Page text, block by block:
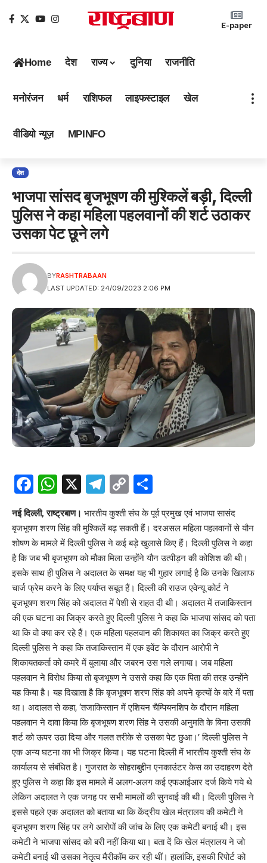
E-paper
Home देश राज्य दुनिया राजनीति
मनोरंजन धर्म राशिफल लाइफस्टाइल खेल
वीडियो न्यूज़ MPINFO
देश
भाजपा सांसद बृजभूषण की मुश्किलें बड़ी, दिल्ली
पुलिस ने कहा महिला पहलवानों की शर्ट उठाकर
उसका पेट छूने लगे
LAST UPDATED: 24/09/2023 2:06 PM
BYRASHTRABAAN
Facebook
WhatsApp
X Telegram
Copy
Link
नई दिल्ली, राष्ट्रबाण। भारतीय कुश्ती संघ के पूर्व प्रमुख एवं भाजपा सासंद
बृजभूषण शरण सिंह की मुश्किलें बढ़ सकती हैं। दरअसल महिला पहलवानों से यौन
शोषण के मामले में दिल्ली पुलिस ने कई बड़े खुलासे किए हैं। दिल्ली पुलिस ने कहा
है कि जब भी बृजभूषण को मौका मिला उन्होंने यौन उत्पीड़न की कोशिश की थी।
इसके साथ ही पुलिस ने अदालत के समक्ष यह भी गुहार लगाई है कि उनके खिलाफ
चार्ज फ्रेम करने के लिए पर्याप्त सबूत हैं। दिल्ली की राउज एवेन्यू कोर्ट ने
बृजभूषण शरण सिंह को अदालत में पेशी से राहत दी थी। अदालत में तजाकिस्तान
की एक घटना का जिक्र करते हुए दिल्ली पुलिस ने कहा कि भाजपा सांसद को पता
था कि वो क्या कर रहे हैं। एक महिला पहलवान की शिकायत का जिक्र करते हुए
दिल्ली पुलिस ने कहा कि तजाकिस्तान में एक इवेंट के दौरान आरोपी ने
शिकायतकर्ता को कमरे में बुलाया और जबरन उस गले लगाया। जब महिला
पहलवान ने विरोध किया तो बृजभूषण ने उससे कहा कि एक पिता की तरह उन्होंने
यह किया है। यह दिखाता है कि बृजभूषण शरण सिंह को अपने कृत्यों के बारे में पता
था। अदालत से कहा, ‘तजाकिस्तान में एशियन चैम्पियनशिप के दौरान महिला
पहलवान ने दावा किया कि बृजभूषण शरण सिंह ने उसकी अनुमति के बिना उसकी
शर्ट को ऊपर उठा दिया और गलत तरीके से उसका पेट छुआ।’ दिल्ली पुलिस ने
एक अन्य घटना का भी जिक्र किया। यह घटना दिल्ली में भारतीय कुश्ती संघ के
कार्यालय से संबंधित है। गुजरात के सोहराबुद्दीन एनकाउंटर केस का उदाहरण देते
हुए पुलिस ने कहा कि इस मामले में अलग-अलग कई एफआईआर दर्ज किये गये थे
लेकिन अदालत ने एक जगह पर सभी मामलों की सुनवाई की थी। दिल्ली पुलिस ने
इससे पहले एक अदालत को बताया था कि केंद्रीय खेल मंत्रालय की कमेटी ने
बृजभूषण शरण सिंह पर लगे आरोपों की जांच के लिए एक कमेटी बनाई थी। इस
कमेटी ने भाजपा सांसद को बरी नहीं किया था। बता दें कि खेल मंत्रालय ने जो
कमेटी बनाई थी उसका नेतृत्व मैरीकॉम कर रही थीं। हालांकि, इसकी रिपोर्ट को